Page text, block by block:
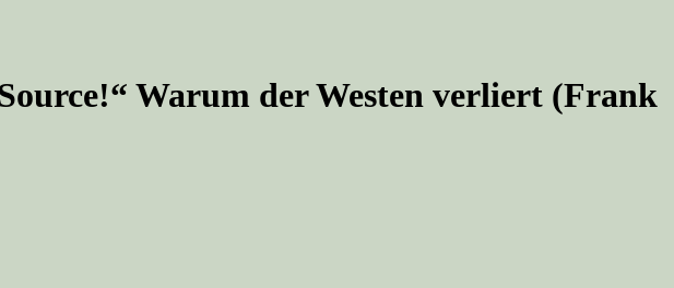
Warum der Westen verliert (Frank